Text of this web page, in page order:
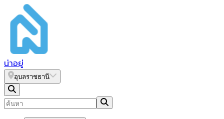
น่าอยู่
อุบลราชธานี